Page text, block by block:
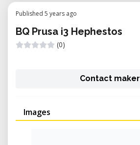
Published 5 years ago
BQ Prusa i3 Hephestos
(0)
Contact maker
Images